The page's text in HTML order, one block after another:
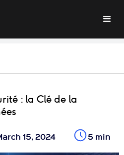
: la Clé de la
15, 2024 5 min